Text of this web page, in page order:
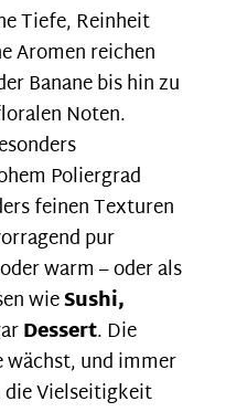
Tiefe, Reinheit
Aromen reichen
Banane bis hin zu
Noten.
Poliergrad
feinen Texturen
pur
warm – oder als
wieSushi,
Dessert. Die
wächst, und immer
die Vielseitigkeit